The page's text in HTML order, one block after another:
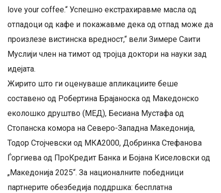
love your coffee.“ Успешно екстрахиравме масла од
отпадоци од кафе и покажавме дека од отпад може да
произлезе вистинска вредност,“ вели Зимере Саити
Муслији член на тимот од тројца доктори на науки зад
идејата.
Жирито што ги оценуваше апликациите беше
составено од Робертина Брајаноска од Македонско
еколошко друштво (МЕД), Бесиана Мустафа од
Стопанска комора на Северо-Западна Македонија,
Тодор Стојчевски од МКА2000, Добринка Стефанова
Ѓоргиева од ПроКредит Банка и Бојана Киселовски од
„Македонија 2025“. За националните победници
партнерите обезбедија поддршка: бесплатна